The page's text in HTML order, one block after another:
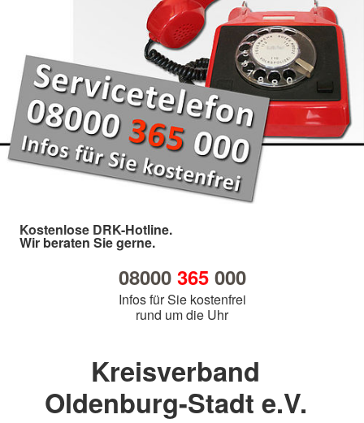
Kostenlose DRK-Hotline.
Wir beraten Sie gerne.
08000 365000
Infos für Sie kostenfrei
rund um die Uhr
Kreisverband
Oldenburg-Stadt e.V.